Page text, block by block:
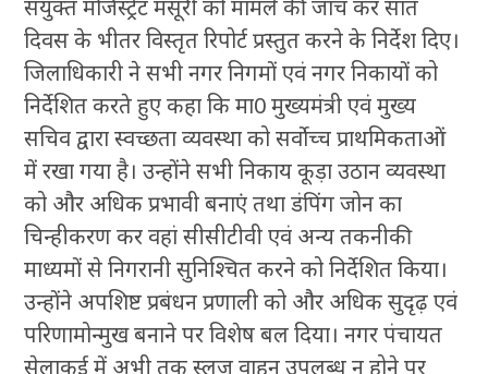
संयुक्त मजिस्ट्रेट मसूरी को मामले की जांच कर सात
दिवस के भीतर विस्तृत रिपोर्ट प्रस्तुत करने के निर्देश दिए।
जिलाधिकारी ने सभी नगर निगमों एवं नगर निकायों को
निर्देशित करते हुए कहा कि मा0 मुख्यमंत्री एवं मुख्य
सचिव द्वारा स्वच्छता व्यवस्था को सर्वाेच्च प्राथमिकताओं
में रखा गया है। उन्होंने सभी निकाय कूड़ा उठान व्यवस्था
को और अधिक प्रभावी बनाएं तथा डंपिंग जोन का
चिन्हीकरण कर वहां सीसीटीवी एवं अन्य तकनीकी
माध्यमों से निगरानी सुनिश्चित करने को निर्देशित किया।
उन्होंने अपशिष्ट प्रबंधन प्रणाली को और अधिक सुदृढ़ एवं
परिणामोन्मुख बनाने पर विशेष बल दिया। नगर पंचायत
सेलाकुई में अभी तक स्लज वाहन उपलब्ध न होने पर